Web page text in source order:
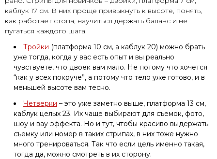
каблук 17 см. В них проще привыкнуть к высоте, понять,
как работает стопа, научиться держать баланс и не
пугаться каждого шага.
Тройки (платформа 10 см, а каблук 20) можно брать
уже тогда, когда у вас есть опыт и вы реально
чувствуете, что двоек вам мало. Не потому что хочется
“как у всех покруче”, а потому что тело уже готово, и в
меньшей высоте вам тесно.
Четверки – это уже заметно выше, платформа 13 см,
каблук целых 23. Их чаще выбирают для съемок, фото,
шоу и вау-эффекта. Но и тут, чтобы красиво выдержать
съемку или номер в таких стрипах, в них тоже нужно
много тренироваться. Так что если цель именно такая,
тогда да, можно смотреть в их сторону.